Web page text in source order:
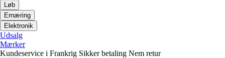
Løb
Ernæring
Elektronik
Udsalg
Mærker
Kundeservice i Frankrig Sikker betaling Nem retur